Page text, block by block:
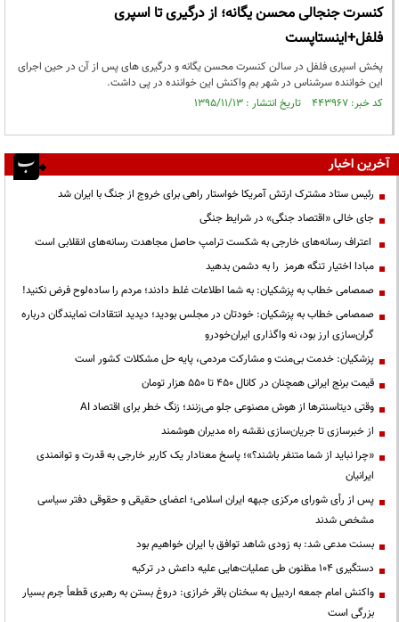
کنسرت جنجالی محسن یگانه؛ از درگیری تا اسپری
فلفل+اینستاپست
پخش اسپری فلفل در سالن کنسرت محسن یگانه و درگیری های پس از آن در حین اجرای
این خواننده سرشناس در شهر بم واکنش این خواننده در پی داشت.
کد خبر: ۴۴۳۹۶۷ تاریخ انتشار : ۱۳۹۵/۱۱/۱۳
آخرین اخبار
رئیس ستاد مشترک ارتش آمریکا خواستار راهی برای خروج از جنگ با ایران شد
جای خالی «اقتصاد جنگی» در شرایط جنگی
اعتراف رسانه‌های خارجی به شکست ترامپ حاصل مجاهدت رسانه‌های انقلابی است
مبادا اختیار تنگه هرمز را به دشمن بدهید
صمصامی خطاب به پزشکیان: به شما اطلاعات غلط دادند؛ مردم را ساده‌لوح فرض نکنید!
صمصامی خطاب به پزشکیان: خودتان در مجلس بودید؛ دیدید انتقادات نمایندگان درباره
گران‌سازی ارز بود، نه واگذاری ایران‌خودرو
پزشکیان: خدمت بی‌منت و مشارکت مردمی، پایه حل مشکلات کشور است
قیمت‌ برنج ایرانی همچنان در کانال ۴۵۰ تا ۵۵۰ هزار تومان
وقتی دیتاسنترها از هوش مصنوعی جلو می‌زنند؛ زنگ خطر برای اقتصاد AI
از خبرسازی تا جریان‌سازی نقشه راه مدیران هوشمند
«چرا نباید از شما متنفر باشند؟»؛ پاسخ معنادار یک کاربر خارجی به قدرت و توانمندی
ایرانیان
پس از رأی شورای مرکزی جبهه ایران اسلامی؛ اعضای حقیقی و حقوقی دفتر سیاسی
مشخص شدند
بسنت مدعی شد: به زودی شاهد توافق با ایران خواهیم بود
دستگیری ۱۰۴ مظنون طی عملیات‌هایی علیه داعش در ترکیه
واکنش امام جمعه اردبیل به سخنان باقر خرازی: دروغ بستن به رهبری قطعاً جرم بسیار
بزرگی است